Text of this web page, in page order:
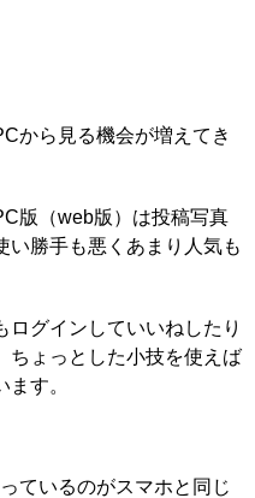
から見る機会が増えてき
版（web版）は投稿写真
い勝手も悪くあまり人気も
ログインしていいねしたり
ちょっとした小技を使えば
す。
ているのがスマホと同じ